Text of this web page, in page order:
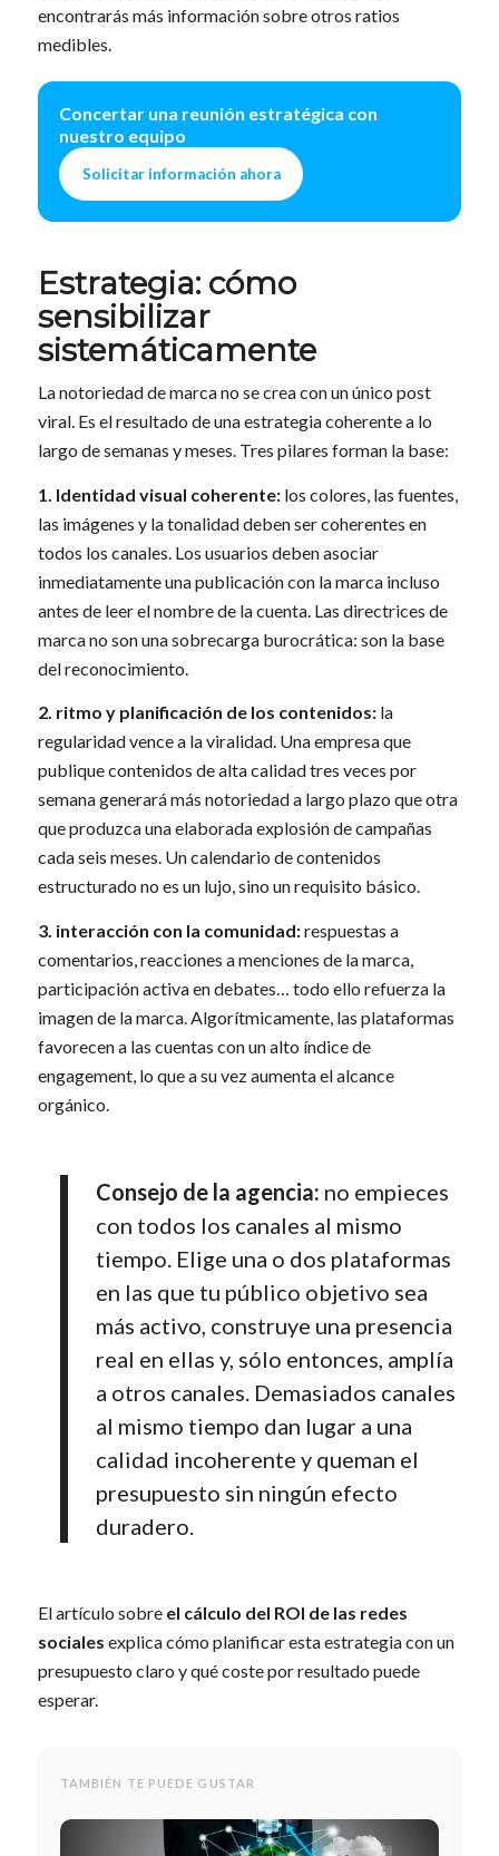
encontrarás más información sobre otros ratios
medibles.
Concertar una reunión estratégica con
nuestro equipo
Solicitar información ahora
Estrategia: cómo
sensibilizar
sistemáticamente
La notoriedad de marca no se crea con un único post
viral. Es el resultado de una estrategia coherente a lo
largo de semanas y meses. Tres pilares forman la base:
1. Identidad visual coherente:los colores, las fuentes,
las imágenes y la tonalidad deben ser coherentes en
todos los canales. Los usuarios deben asociar
inmediatamente una publicación con la marca incluso
antes de leer el nombre de la cuenta. Las directrices de
marca no son una sobrecarga burocrática: son la base
del reconocimiento.
2. ritmo y planificación de los contenidos:la
regularidad vence a la viralidad. Una empresa que
publique contenidos de alta calidad tres veces por
semana generará más notoriedad a largo plazo que otra
que produzca una elaborada explosión de campañas
cada seis meses. Un calendario de contenidos
estructurado no es un lujo, sino un requisito básico.
3. interacción con la comunidad:respuestas a
comentarios, reacciones a menciones de la marca,
participación activa en debates… todo ello refuerza la
imagen de la marca. Algorítmicamente, las plataformas
favorecen a las cuentas con un alto índice de
engagement, lo que a su vez aumenta el alcance
orgánico.
Consejo de la agencia: no empieces
con todos los canales al mismo
tiempo. Elige una o dos plataformas
en las que tu público objetivo sea
más activo, construye una presencia
real en ellas y, sólo entonces, amplía
a otros canales. Demasiados canales
al mismo tiempo dan lugar a una
calidad incoherente y queman el
presupuesto sin ningún efecto
duradero.
El artículo sobre el cálculo del ROI de las redes
sociales explica cómo planificar esta estrategia con un
presupuesto claro y qué coste por resultado puede
esperar.
TAMBIÉN TE PUEDE GUSTAR